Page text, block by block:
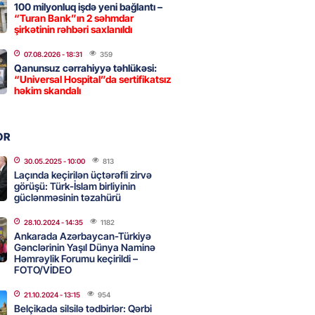
fəhləyə borclu qalıb?
- 16:45
klubuna keçən Kamil
oynamaq istəyir
- 16:15
qadın qətlə yetirildi – Şübhəli
oğludur
- 16:00 224
100 milyonluq işdə yeni bağlantı –
“Turan Bank”ın 2 səhmdar
şirkətinin rəhbəri saxlanıldı
07.08.2026- 18:31 359
Qanunsuz cərrahiyyə təhlükəsi:
“Universal Hospital”da sertifikatsız
həkim skandalı
30.05.2025- 10:00 813
Laçında keçirilən üçtərəfli zirvə
görüşü: Türk-İslam birliyinin
güclənməsinin təzahürü
28.10.2024- 14:35 1182
Ankarada Azərbaycan-Türkiyə
Gənclərinin Yaşıl Dünya Naminə
Həmrəylik Forumu keçirildi –
FOTO/VİDEO
21.10.2024- 13:15 954
Belçikada silsilə tədbirlər: Qərbi